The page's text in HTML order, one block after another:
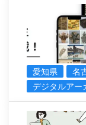
愛知県
名
デジタルアー